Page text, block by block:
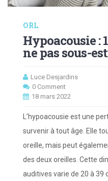
ORL
Hypoacousie :
ne pas sous-
Luce Desjardins
0 Comment
18 mars 2022
L’hypoacousie est une
survenir à tout âge. Elle
oreille, mais peut
des deux oreilles. Cette
auditives varie de 20 à 39